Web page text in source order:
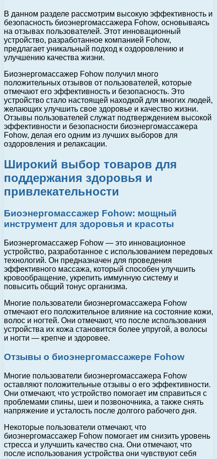
В данном разделе рассмотрим высокую эффективность и
безопасность биоэнергомассажера Fohow, основываясь
на отзывах пользователей. Этот инновационный
устройство, разработанное компанией Fohow,
предлагает уникальный подход к оздоровлению и
улучшению качества жизни.
Биоэнергомассажер Fohow получил много
положительных отзывов от пользователей, которые
отмечают его эффективность и безопасность. Это
устройство стало настоящей находкой для многих людей,
желающих улучшить свое здоровье и качество жизни.
Отзывы пользователей служат подтверждением высокой
эффективности и безопасности биоэнергомассажера
Fohow, делая его одним из лучших выборов для
оздоровления и релаксации.
Широкий выбор товаров для
поддержания здоровья и
привлекательности
Биоэнергомассажер Fohow: мощный
инструмент для здоровья и красоты
Биоэнергомассажер Fohow — это инновационное
устройство, разработанное с использованием передовых
технологий. Он предназначен для проведения
эффективного массажа, который способен улучшить
кровообращение, укрепить иммунную систему и
повысить общий тонус организма.
Многие пользователи биоэнергомассажера Fohow
отмечают его положительное влияние на состояние кожи,
волос и ногтей. Они отмечают, что после использования
устройства их кожа становится более упругой, а волосы
и ногти — крепче и здоровее.
Отзывы о биоэнергомассажере Fohow
Многие пользователи биоэнергомассажера Fohow
оставляют положительные отзывы о его эффективности.
Они отмечают, что устройство помогает им справиться с
проблемами спины, шеи и позвоночника, а также снять
напряжение и усталость после долгого рабочего дня.
Некоторые пользователи отмечают, что
биоэнергомассажер Fohow помогает им снизить уровень
стресса и улучшить качество сна. Они отмечают, что
после использования устройства они чувствуют себя